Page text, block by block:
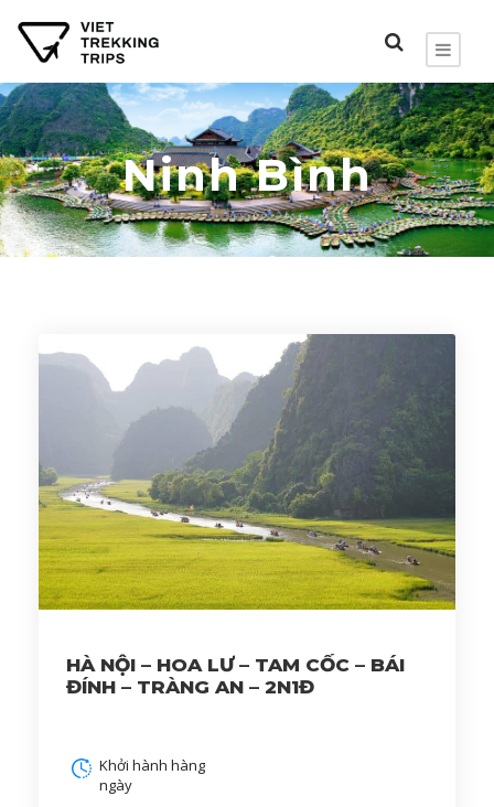
Ninh Bình
HÀ NỘI – HOA LƯ – TAM CỐC – BÁI
ĐÍNH – TRÀNG AN – 2N1Đ
Khởi hành hàng
ngày